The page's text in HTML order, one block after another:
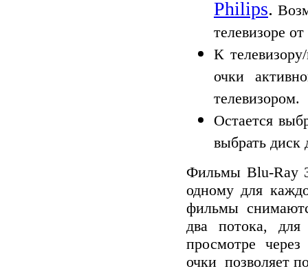
Philips.
телевизоре
К
очки
телевизором.
Остается
выбрать диск
Фильмы Blu-Ray
одному для
фильмы
два потока, для
просмотре
очки позволяет